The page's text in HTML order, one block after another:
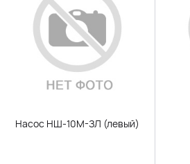
Насос НШ-10М-ЗЛ (левый)